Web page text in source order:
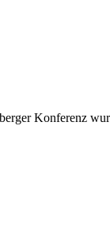
Konferenz